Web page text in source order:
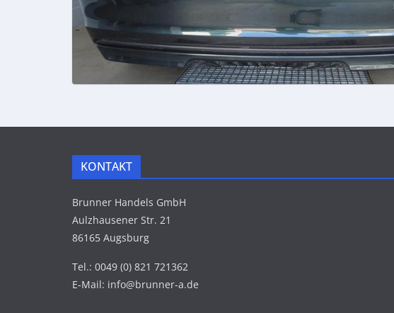
KONTAKT
Brunner Handels GmbH
Aulzhausener Str. 21
86165 Augsburg
Tel.: 0049 (0) 821 721362
E-Mail: info@brunner-a.de